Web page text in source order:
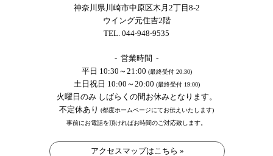
神奈川県川崎市中原区木月2丁目8-2
ウイング元住吉2階
TEL. 044-948-9535
- 営業時間 -
平日 10:30～21:00 (最終受付 20:30)
土日祝日 10:00～20:00 (最終受付 19:00)
火曜日のみ しばらくの間お休みとなります。
不定休あり (都度ホームページにてお伝えいたします)
事前にお電話を頂ければお時間のご対応致します。
アクセスマップはこちら »